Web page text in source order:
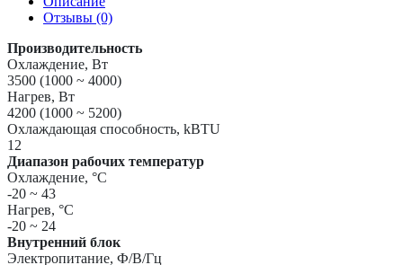
35м2
Haier
"Серия
Flexis
Super
Match"
AS35S2SF3FA-
W/1U35S2SM4FA
Отзывы (0)
Производительность
Охлаждение, Вт
3500 (1000 ~ 4000)
Нагрев, Вт
4200 (1000 ~ 5200)
Охлаждающая способность, kBTU
12
Диапазон рабочих температур
Охлаждение, °С
-20 ~ 43
Нагрев, °С
-20 ~ 24
Внутренний блок
Электропитание, Ф/В/Гц